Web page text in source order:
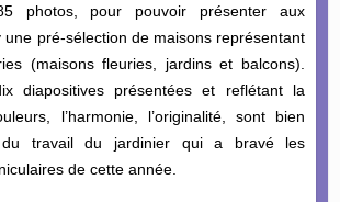
photos, pour pouvoir présenter aux
une pré-sélection de maisons représentant
(maisons fleuries, jardins et balcons).
diapositives présentées et reflétant la
l’harmonie, l’originalité, sont bien
du travail du jardinier qui a bravé les
de cette année.